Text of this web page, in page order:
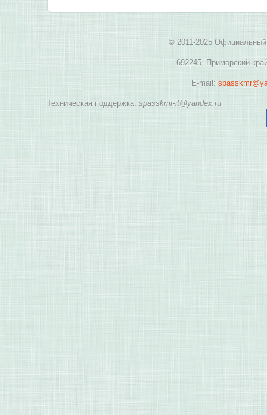
© 2011-2025 Официальный
692245, Приморский
E-mail:
Техническая поддержка: spasskmr-it@yandex.ru